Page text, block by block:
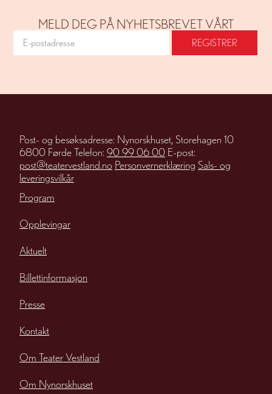
MELD DEG PÅ NYHETSBREVET VÅRT
Post- og besøksadresse: Nynorskhuset, Storehagen 10
6800 Førde Telefon: 90 99 06 00 E-post:
post@teatervestland.no Personvernerklæring Sals- og
leveringsvilkår
Program
Opplevingar
Aktuelt
Billettinformasjon
Presse
Kontakt
Om Teater Vestland
Om Nynorskhuset